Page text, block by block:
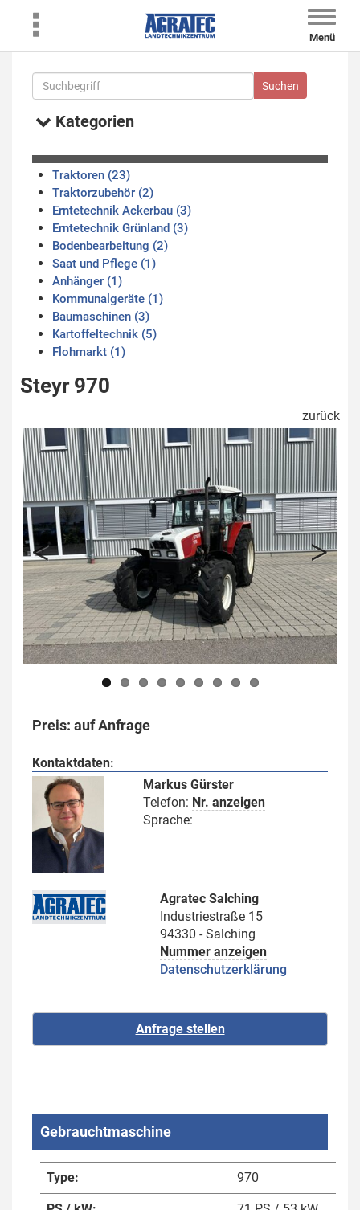
Toggle
Menü
Kategorien
Traktoren (23)
Traktorzubehör (2)
Erntetechnik Ackerbau (3)
Erntetechnik Grünland (3)
Bodenbearbeitung (2)
Saat und Pflege (1)
Anhänger (1)
Kommunalgeräte (1)
Baumaschinen (3)
Kartoffeltechnik (5)
Flohmarkt (1)
Steyr 970
zurück
Previous Next
Preis: auf Anfrage
Kontaktdaten:
Markus Gürster
Telefon: Nr. anzeigen
Sprache:
Agratec Salching
Industriestraße 15
94330 - Salching
Nummer anzeigen
Datenschutzerklärung
Gebrauchtmaschine
Type: 970